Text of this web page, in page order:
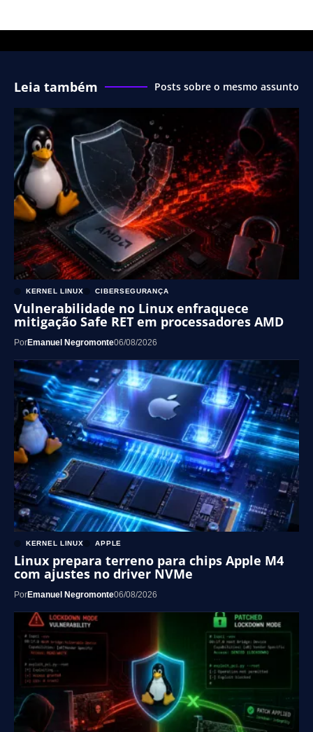
Leia também Posts sobre o mesmo assunto
KERNEL LINUX CIBERSEGURANÇA
Vulnerabilidade no Linux enfraquece
mitigação Safe RET em processadores AMD
PorEmanuel Negromonte06/08/2026
KERNEL LINUX APPLE
Linux prepara terreno para chips Apple M4
com ajustes no driver NVMe
PorEmanuel Negromonte06/08/2026